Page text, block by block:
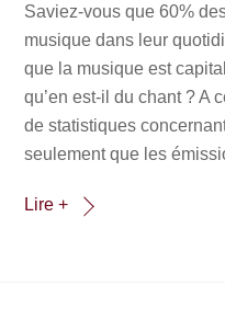
Saviez-vous que 60%
musique dans leur
que la musique est
qu’en est-il du chant ? A
de statistiques
seulement que les
Lire +